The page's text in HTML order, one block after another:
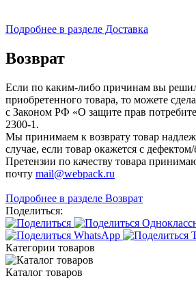
Подробнее в разделе Доставка
Возврат
Если по каким-либо причинам вы
приобретенного товара, то можете
с Законом РФ «О защите прав
2300-1.
Мы принимаем к возврату товар
случае, если товар окажется с
Претензии по качеству товара
почту mail@webpack.ru
Подробнее в разделе Возврат
Поделиться:
Категории товаров
Каталог товаров